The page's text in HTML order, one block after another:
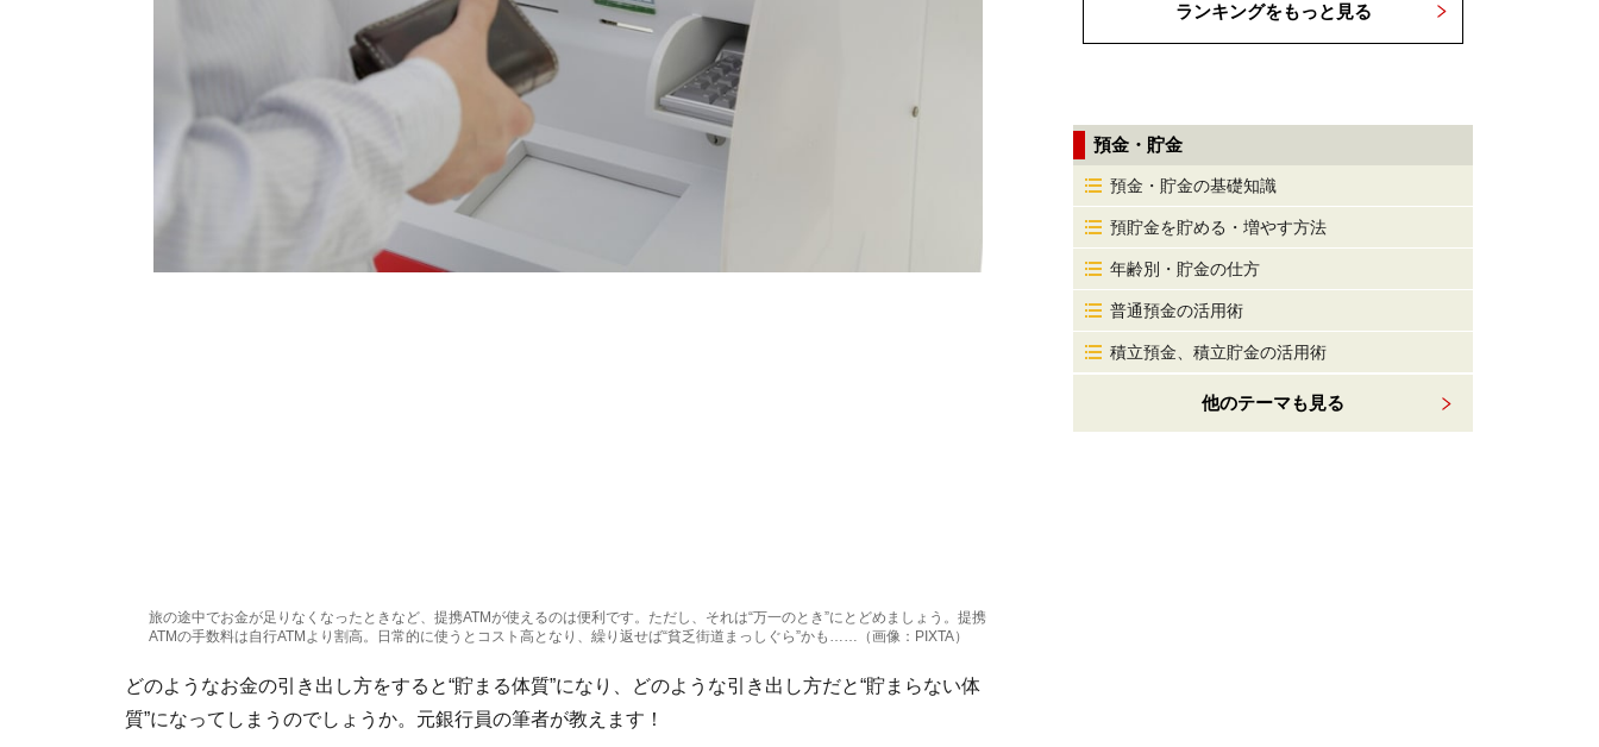
旅の途中でお金が足りなくなったときなど、提携ATMが使えるのは便利です。ただし、それは“万一のとき”にとどめましょう。提携
ATMの手数料は自行ATMより割高。日常的に使うとコスト高となり、繰り返せば“貧乏街道まっしぐら”かも……（画像：PIXTA）
どのようなお金の引き出し方をすると“貯まる体質”になり、どのような引き出し方だと“貯まらない体
質”になってしまうのでしょうか。元銀行員の筆者が教えます！
ランキングをもっと見る
預金・貯金
預金・貯金の基礎知識
預貯金を貯める・増やす方法
年齢別・貯金の仕方
普通預金の活用術
積立預金、積立貯金の活用術
他のテーマも見る